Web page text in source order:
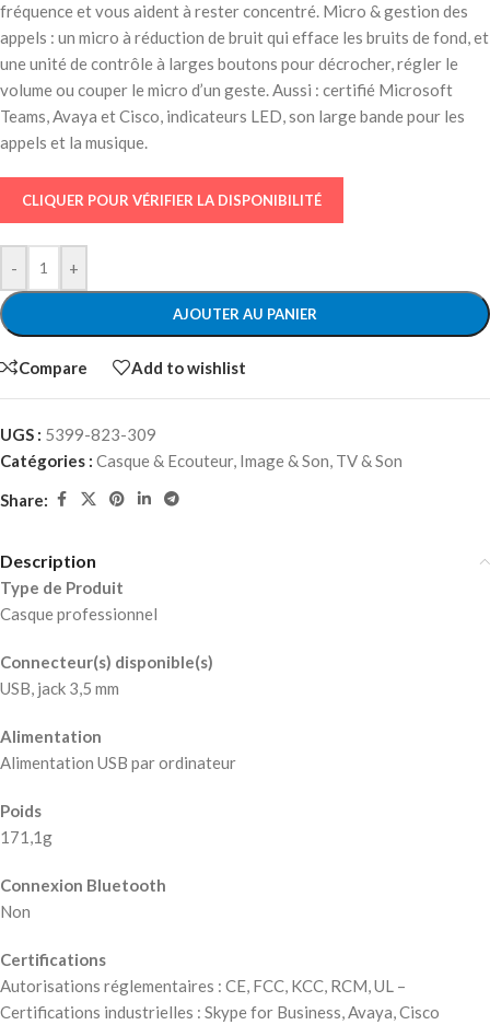
fréquence et vous aident à rester concentré. Micro & gestion des
appels : un micro à réduction de bruit qui efface les bruits de fond, et
une unité de contrôle à larges boutons pour décrocher, régler le
volume ou couper le micro d’un geste. Aussi : certifié Microsoft
Teams, Avaya et Cisco, indicateurs LED, son large bande pour les
appels et la musique.
CLIQUER POUR VÉRIFIER LA DISPONIBILITÉ
- +
AJOUTER AU PANIER
Compare Add to wishlist
UGS : 5399-823-309
Catégories : Casque & Ecouteur, Image & Son, TV & Son
Share:
Description
Type de Produit
Casque professionnel
Connecteur(s) disponible(s)
USB, jack 3,5 mm
Alimentation
Alimentation USB par ordinateur
Poids
171,1g
Connexion Bluetooth
Non
Certifications
Autorisations réglementaires : CE, FCC, KCC, RCM, UL –
Certifications industrielles : Skype for Business, Avaya, Cisco